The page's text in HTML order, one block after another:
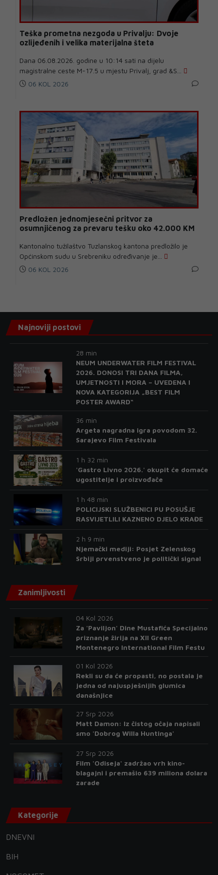
Teška prometna nezgoda u Privalju: Dvoje
ozlijeđenih i velika materijalna šteta
Dana 06.08.2026. godine u 10:14 sati na dijelu
magistralne ceste M-17.5 u mjestu Privalj, grad &S...
06 KOL 2026
Predložen jednomjesečni pritvor za
osumnjičenog za prevaru tešku oko 42.000 KM
Kantonalno tužilaštvo Tuzlanskog kantona predložilo je
Općinskom sudu u Srebreniku određivanje je...
06 KOL 2026
Najnoviji postovi
28 min
NEUM UNDERWATER FILM FESTIVAL
2026. DONOSI TRI DANA FILMA,
UMJETNOSTI I MORA – UVEDENA I
NOVA KATEGORIJA „BEST FILM
POSTER AWARD“
36 min
Argeta nagradna igra povodom 32.
Sarajevo Film Festivala
1 h 32 min
'Gastro Livno 2026.' okupit će domaće
ugostitelje i proizvođače
1 h 48 min
POLICIJSKI SLUŽBENICI PU POSUŠJE
RASVIJETLILI KAZNENO DJELO KRAĐE
2 h 9 min
Njemački mediji: Posjet Zelenskog
Srbiji prvenstveno je politički signal
Zanimljivosti
04 Kol 2026
Za 'Paviljon' Dine Mustafića Specijalno
priznanje žirija na XII Green
Montenegro International Film Festu
01 Kol 2026
Rekli su da će propasti, no postala je
jedna od najuspješnijih glumica
današnjice
27 Srp 2026
Matt Damon: Iz čistog očaja napisali
smo 'Dobrog Willa Huntinga'
27 Srp 2026
Film 'Odiseja' zadržao vrh kino-
blagajni i premašio 639 miliona dolara
zarade
Kategorije
DNEVNI
BIH